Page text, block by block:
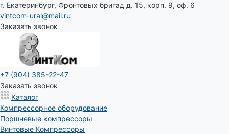
г. Екатеринбург, Фронтовых бригад д. 15, корп. 9, оф. 6
vintcom-ural@mail.ru
Заказать звонок
+7 (904) 385-22-47
Заказать звонок
Каталог
Компрессорное оборудование
Поршневые компрессоры
Винтовые Компрессоры